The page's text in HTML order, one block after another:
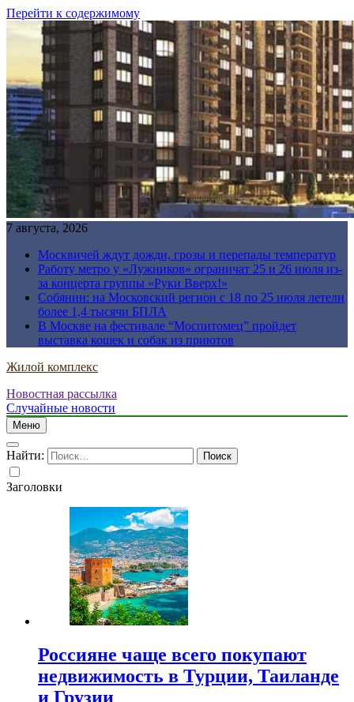
Перейти к содержимому
7 августа, 2026
Москвичей ждут дожди, грозы и перепады температур
Работу метро у «Лужников» ограничат 25 и 26 июля из-
за концерта группы «Руки Вверх!»
Собянин: на Московский регион с 18 по 25 июля летели
более 1,4 тысячи БПЛА
В Москве на фестивале “Моспитомец” пройдет
выставка кошек и собак из приютов
Жилой комплекс
Новостная рассылка
Случайные новости
Меню
Найти:
Заголовки
Россияне чаще всего покупают
недвижимость в Турции, Таиланде
и Грузии